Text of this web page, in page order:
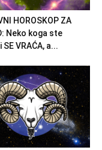
HOROSKOP ZA
Neko koga ste
VRAĆA, a...